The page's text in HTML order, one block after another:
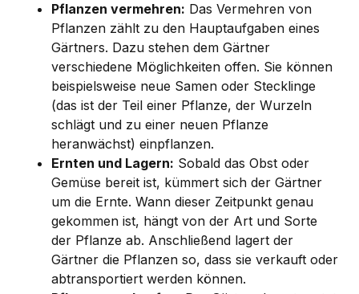
Pflanzen vermehren: Das Vermehren von
Pflanzen zählt zu den Hauptaufgaben eines
Gärtners. Dazu stehen dem Gärtner
verschiedene Möglichkeiten offen. Sie können
beispielsweise neue Samen oder Stecklinge
(das ist der Teil einer Pflanze, der Wurzeln
schlägt und zu einer neuen Pflanze
heranwächst) einpflanzen.
Ernten und Lagern: Sobald das Obst oder
Gemüse bereit ist, kümmert sich der Gärtner
um die Ernte. Wann dieser Zeitpunkt genau
gekommen ist, hängt von der Art und Sorte
der Pflanze ab. Anschließend lagert der
Gärtner die Pflanzen so, dass sie verkauft oder
abtransportiert werden können.